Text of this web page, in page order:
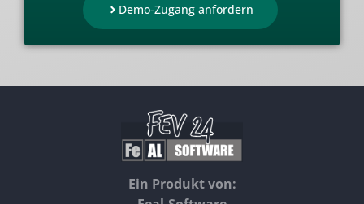
Demo-Zugang anfordern
Ein Produkt von: